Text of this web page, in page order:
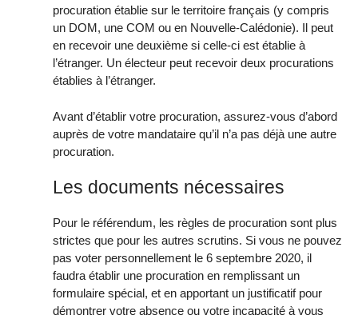
procuration établie sur le territoire français (y compris
un DOM, une COM ou en Nouvelle-Calédonie). Il peut
en recevoir une deuxième si celle-ci est établie à
l’étranger. Un électeur peut recevoir deux procurations
établies à l’étranger.
Avant d’établir votre procuration, assurez-vous d’abord
auprès de votre mandataire qu’il n’a pas déjà une autre
procuration.
Les documents nécessaires
Pour le référendum, les règles de procuration sont plus
strictes que pour les autres scrutins. Si vous ne pouvez
pas voter personnellement le 6 septembre 2020, il
faudra établir une procuration en remplissant un
formulaire spécial, et en apportant un justificatif pour
démontrer votre absence ou votre incapacité à vous